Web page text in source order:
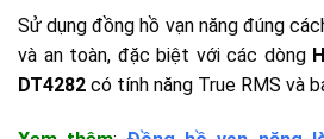
Sử dụng đồng hồ vạn năng đúng
và an toàn, đặc biệt với các dòng
DT4282 có tính năng True RMS và